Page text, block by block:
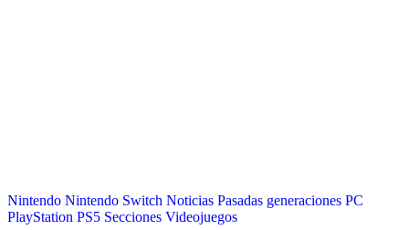
Nintendo Nintendo Switch Noticias Pasadas generaciones PC
PlayStation PS5 Secciones Videojuegos